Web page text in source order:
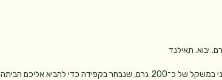
מארז ג’ינג’ר טרי אורגני במשקל של כ־200 גרם, שנבחר